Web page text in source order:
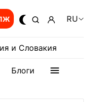
RU
и Словакия
Блоги